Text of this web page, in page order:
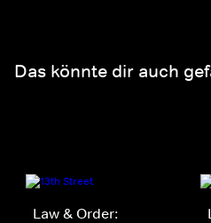
Das könnte dir auch
Law & Order: